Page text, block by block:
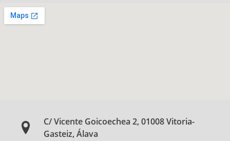
C/ Vicente Goicoechea 2, 01008 Vitoria-
Gasteiz, Álava